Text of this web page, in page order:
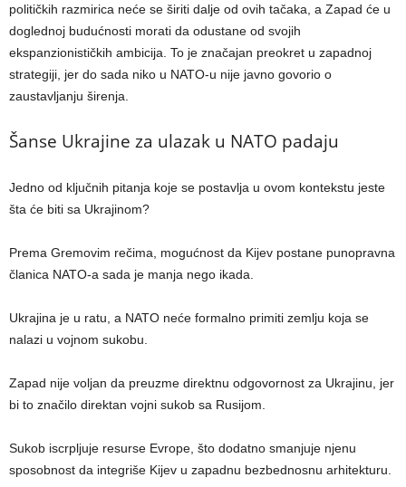
političkih razmirica neće se širiti dalje od ovih tačaka, a Zapad će u
doglednoj budućnosti morati da odustane od svojih
ekspanzionističkih ambicija. To je značajan preokret u zapadnoj
strategiji, jer do sada niko u NATO-u nije javno govorio o
zaustavljanju širenja.
Šanse Ukrajine za ulazak u NATO padaju
Jedno od ključnih pitanja koje se postavlja u ovom kontekstu jeste
šta će biti sa Ukrajinom?
Prema Gremovim rečima, mogućnost da Kijev postane punopravna
članica NATO-a sada je manja nego ikada.
Ukrajina je u ratu, a NATO neće formalno primiti zemlju koja se
nalazi u vojnom sukobu.
Zapad nije voljan da preuzme direktnu odgovornost za Ukrajinu, jer
bi to značilo direktan vojni sukob sa Rusijom.
Sukob iscrpljuje resurse Evrope, što dodatno smanjuje njenu
sposobnost da integriše Kijev u zapadnu bezbednosnu arhitekturu.